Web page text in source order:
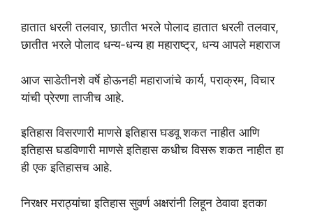
हातात धरली तलवार, छातीत भरले पोलाद हातात धरली तलवार,
छातीत भरले पोलाद धन्य-धन्य हा महाराष्ट्र, धन्य आपले महाराज
आज साडेतीनशे वर्षे होऊनही महाराजांचे कार्य, पराक्रम, विचार
यांची प्रेरणा ताजीच आहे.
इतिहास विसरणारी माणसे इतिहास घडवू शकत नाहीत आणि
इतिहास घडविणारी माणसे इतिहास कधीच विसरू शकत नाहीत हा
ही एक इतिहासच आहे.
निरक्षर मराठ्यांचा इतिहास सुवर्ण अक्षरांनी लिहून ठेवावा इतका